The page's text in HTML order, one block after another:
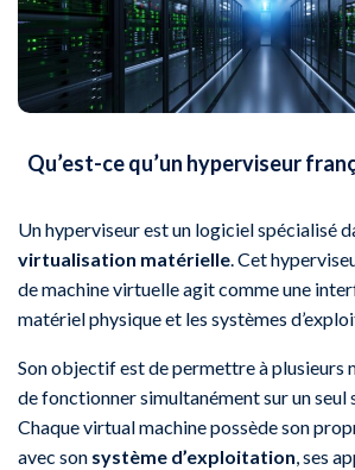
Qu’est-ce qu’un hyperviseur
Un hyperviseur est un logiciel spécialisé
virtualisation matérielle. Cet
de machine virtuelle agit comme une
matériel physique et les systèmes
Son objectif est de permettre à plusieurs
de fonctionner simultanément sur un seul
Chaque virtual machine possède son
avec son système d’exploitation, ses